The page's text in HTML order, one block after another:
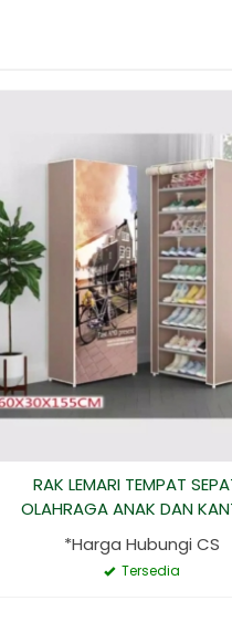
RAK LEMARI TEMPAT
OLAHRAGA ANAK DAN
*Harga Hubungi CS
Tersedia